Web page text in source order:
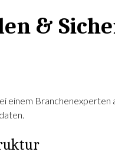
&
einem